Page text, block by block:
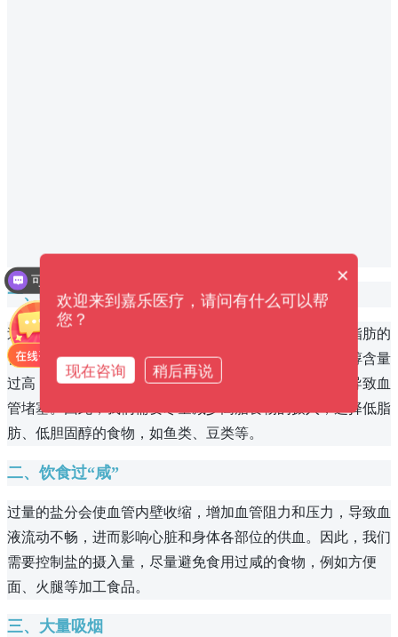
一、吃得太油
过度摄入高脂食物是导致血管堵塞的主要原因之一。高脂肪的
食物容易形成胆固醇，如果大量摄入会使血液中的胆固醇含量
过高，从而导致血管壁上的胆固醇积聚形成斑块，最终导致血
管堵塞。因此，我们需要尽量减少高脂食物的摄入，选择低脂
肪、低胆固醇的食物，如鱼类、豆类等。
二、饮食过“咸”
过量的盐分会使血管内壁收缩，增加血管阻力和压力，导致血
液流动不畅，进而影响心脏和身体各部位的供血。因此，我们
需要控制盐的摄入量，尽量避免食用过咸的食物，例如方便
面、火腿等加工食品。
三、大量吸烟
×
欢迎来到嘉乐医疗，请问有什么可以帮
您？
现在咨询 稍后再说